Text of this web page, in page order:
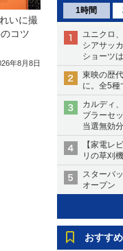
1時間
ユニクロ
シアサッ
ショーツ
東映の歴
に。全5種
カルディ
ブラーセ
当選無効分
【家電レ
リの草刈
スターバ
オープン
おすす
いに撮
コツ
年8月8日